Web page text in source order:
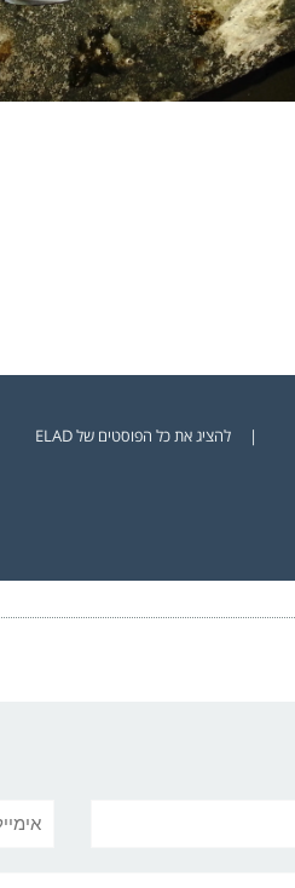
| להציג את כל הפוסטים של ELAD